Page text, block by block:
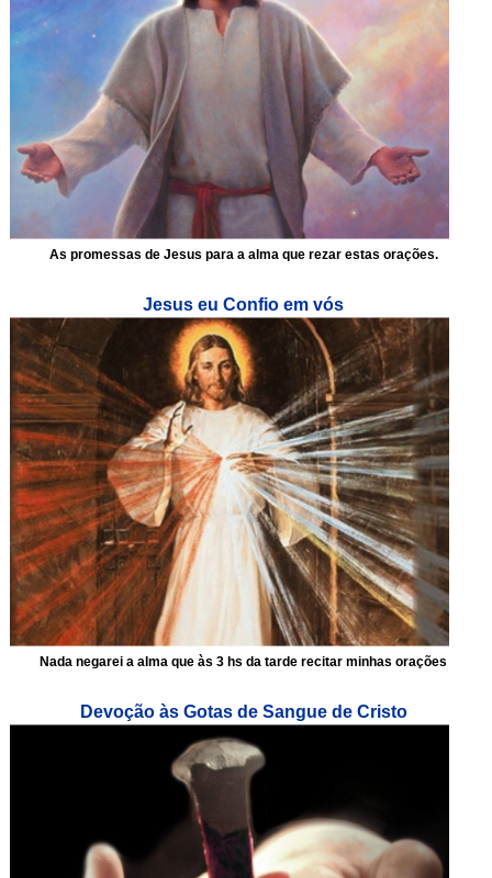
As promessas de Jesus para a alma que rezar estas orações.
Jesus eu Confio em vós
Nada negarei a alma que às 3 hs da tarde recitar minhas orações
Devoção às Gotas de Sangue de Cristo